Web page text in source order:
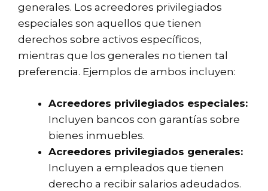
generales. Los acreedores privilegiados
especiales son aquellos que tienen
derechos sobre activos específicos,
mientras que los generales no tienen tal
preferencia. Ejemplos de ambos incluyen:
Acreedores privilegiados especiales:
Incluyen bancos con garantías sobre
bienes inmuebles.
Acreedores privilegiados generales:
Incluyen a empleados que tienen
derecho a recibir salarios adeudados.